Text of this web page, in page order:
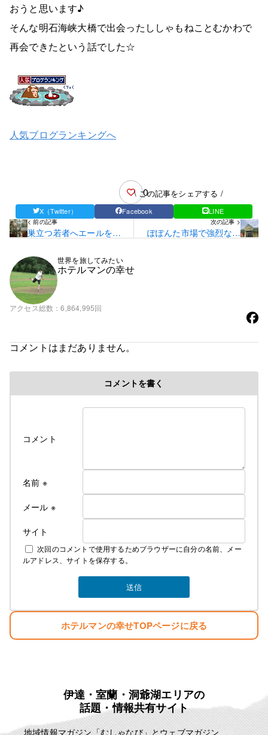
おうと思います♪
そんな明石海峡大橋で出会ったししゃもねことむかわで
再会できたという話でした☆
人気ブログランキングへ
0
\ この記事をシェアする /
X（Twitter） Facebook LINE
< 前の記事
巣立つ若者へエールを送
次の記事 >
ぽぽんた市場で強烈なエ
世界を旅してみたい
ホテルマンの幸せ
アクセス総数 6,864,995回
コメントはまだありません。
コメントを書く
コメント
名前 ※
メール ※
サイト
次回のコメントで使用するためブラウザーに自分の名前、メー
ルアドレス、サイトを保存する。
ホテルマンの幸せTOPページに戻る
伊達・室蘭・洞爺湖エリアの
話題・情報共有サイト
地域情報マガジン「むしゃなび」とウェブマガジン